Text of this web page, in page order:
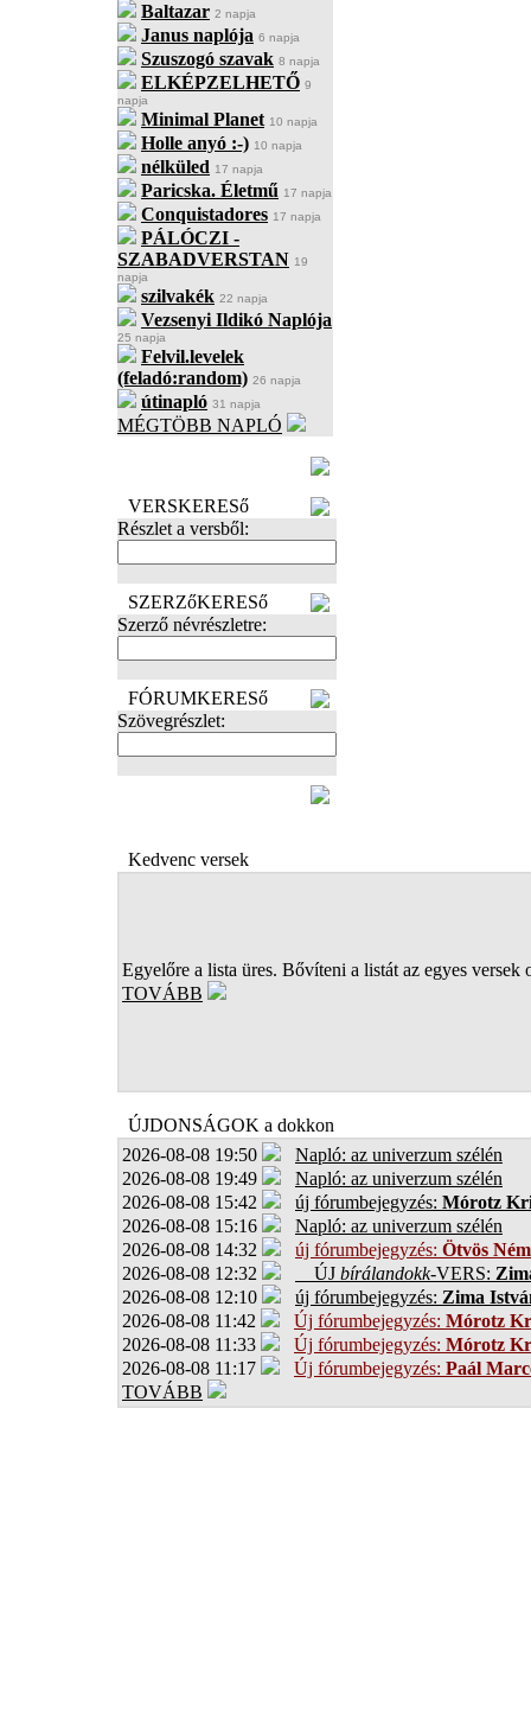
Baltazar 2 napja
Janus naplója 6 napja
Szuszogó szavak 8 napja
ELKÉPZELHETŐ 9
napja
Minimal Planet 10 napja
Holle anyó :-) 10 napja
nélküled 17 napja
Paricska. Életmű 17 napja
Conquistadores 17 napja
PÁLÓCZI -
SZABADVERSTAN 19
napja
szilvakék 22 napja
Vezsenyi Ildikó Naplója
25 napja
Felvil.levelek
(feladó:random) 26 napja
útinapló 31 napja
MÉGTÖBB NAPLÓ
VERSKERESő
Részlet a versből:
SZERZőKERESő
Szerző névrészletre:
FÓRUMKERESő
Szövegrészlet:
Kedvenc versek
Egyelőre a lista üres. Bővíteni a listát az egyes versek
TOVÁBB
ÚJDONSÁGOK a dokkon
2026-08-08 19:50
Napló: az univerzum szélén
2026-08-08 19:49
Napló: az univerzum szélén
2026-08-08 15:42
új fórumbejegyzés: Mórotz
2026-08-08 15:16
Napló: az univerzum szélén
2026-08-08 14:32
új fórumbejegyzés: Ötvös
2026-08-08 12:32
ÚJ bírálandokk-VERS:
2026-08-08 12:10
új fórumbejegyzés: Zima
2026-08-08 11:42
Új fórumbejegyzés: Mórotz
2026-08-08 11:33
Új fórumbejegyzés: Mórotz
2026-08-08 11:17
Új fórumbejegyzés: Paál
TOVÁBB